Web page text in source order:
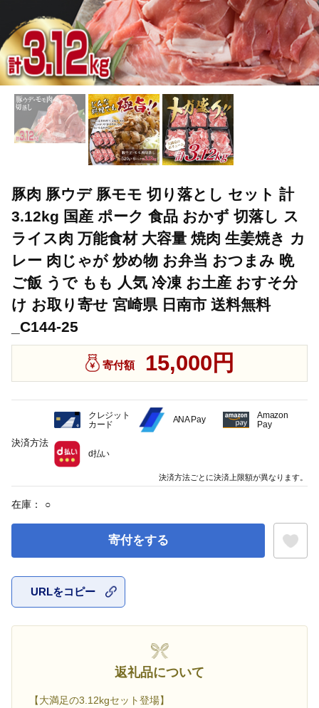
豚肉 豚ウデ 豚モモ 切り落とし セット 計
3.12kg 国産 ポーク 食品 おかず 切落し ス
ライス肉 万能食材 大容量 焼肉 生姜焼き カ
レー 肉じゃが 炒め物 お弁当 おつまみ 晩
ご飯 うで もも 人気 冷凍 お土産 おすそ分
け お取り寄せ 宮崎県 日南市 送料無料
_C144-25
寄付額 15,000円
在庫： ○
寄付をする
URLをコピー
返礼品について
【大満足の3.12kgセット登場】
決済方法
クレジット
カード
ANA Pay
Amazon
Pay
d払い
決済方法ごとに決済上限額が異なります。